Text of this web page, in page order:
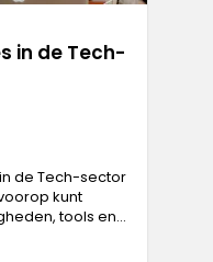
in de Tech-
de Tech-sector
kunt
tools en